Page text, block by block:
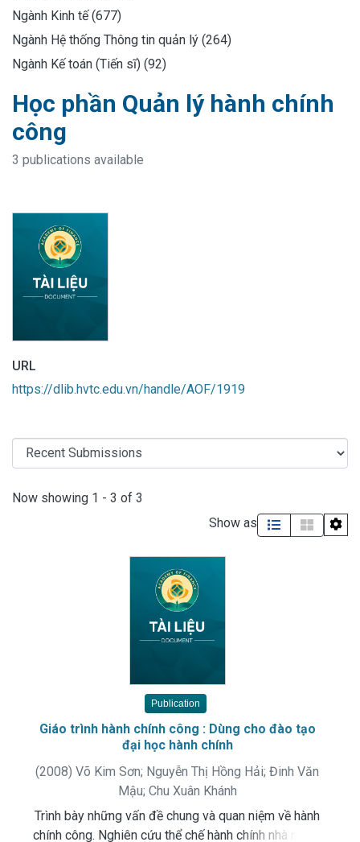
Ngành Kinh tế (677)
Ngành Hệ thống Thông tin quản lý (264)
Ngành Kế toán (Tiến sĩ) (92)
Học phần Quản lý hành chính
công
3 publications available
URL
https://dlib.hvtc.edu.vn/handle/AOF/1919
Recent Submissions
Now showing 1 - 3 of 3
Show as
Publication
Giáo trình hành chính công : Dùng cho đào tạo
đại học hành chính
(2008) Võ Kim Sơn; Nguyễn Thị Hồng Hải; Đinh Văn
Mậu; Chu Xuân Khánh
Trình bày những vấn đề chung và quan niệm về hành
chính công. Nghiên cứu thể chế hành chính nhà nước,